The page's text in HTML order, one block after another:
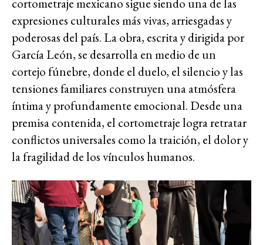
cortometraje mexicano sigue siendo una de las
expresiones culturales más vivas, arriesgadas y
poderosas del país. La obra, escrita y dirigida por
García León, se desarrolla en medio de un
cortejo fúnebre, donde el duelo, el silencio y las
tensiones familiares construyen una atmósfera
íntima y profundamente emocional. Desde una
premisa contenida, el cortometraje logra retratar
conflictos universales como la traición, el dolor y
la fragilidad de los vínculos humanos.